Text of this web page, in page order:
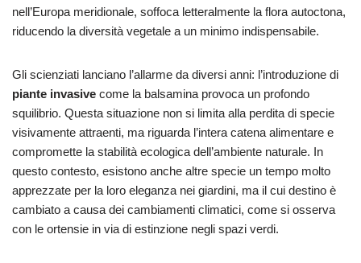
nell’Europa meridionale, soffoca letteralmente la flora autoctona,
riducendo la diversità vegetale a un minimo indispensabile.
Gli scienziati lanciano l’allarme da diversi anni: l’introduzione di
piante invasive come la balsamina provoca un profondo
squilibrio. Questa situazione non si limita alla perdita di specie
visivamente attraenti, ma riguarda l’intera catena alimentare e
compromette la stabilità ecologica dell’ambiente naturale. In
questo contesto, esistono anche altre specie un tempo molto
apprezzate per la loro eleganza nei giardini, ma il cui destino è
cambiato a causa dei cambiamenti climatici, come si osserva
con le ortensie in via di estinzione negli spazi verdi.